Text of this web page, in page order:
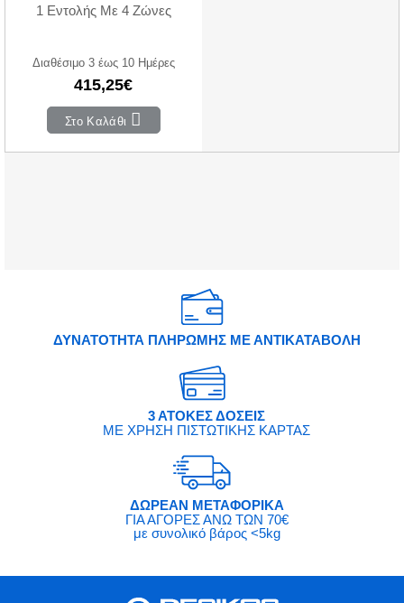
1 Εντολής Με 4 Ζώνες
Διαθέσιμο 3 έως 10 Ημέρες
415,25€
Στο Καλάθι
ΔΥΝΑΤΟΤΗΤΑ ΠΛΗΡΩΜΗΣ ΜΕ ΑΝΤΙΚΑΤΑΒΟΛΗ
3 ΑΤΟΚΕΣ ΔΟΣΕΙΣ
ΜΕ ΧΡΗΣΗ ΠΙΣΤΩΤΙΚΗΣ ΚΑΡΤΑΣ
ΔΩΡΕΑΝ ΜΕΤΑΦΟΡΙΚΑ
ΓΙΑ ΑΓΟΡΕΣ ΑΝΩ ΤΩΝ 70€
με συνολικό βάρος <5kg